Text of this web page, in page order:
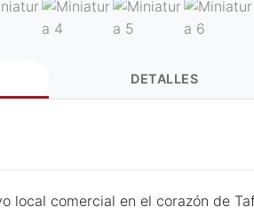
DETALLES
local comercial en el corazón de